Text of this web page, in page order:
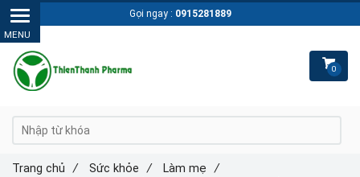
Trang chủ / Sức khỏe / Làm mẹ
/
Gọi ngay : 0915281889
0